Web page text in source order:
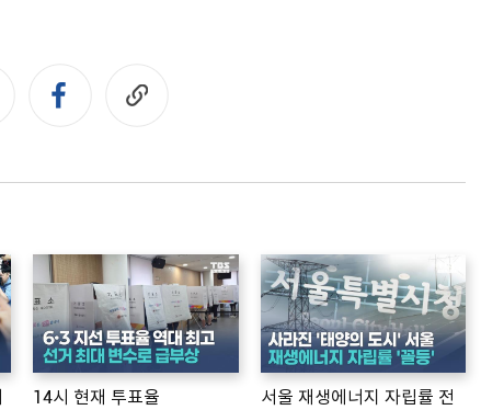
14시 현재 투표율
서울 재생에너지 자립률 전